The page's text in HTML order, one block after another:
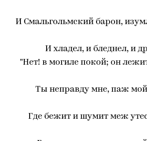
И Смальгольмский барон,
И хладел, и бледнел, и
"Нет! в могиле покой; он
Ты неправду мне, паж
Где бежит и шумит меж